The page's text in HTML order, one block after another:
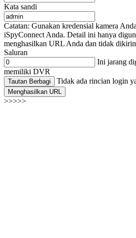
Kata sandi
Catatan: Gunakan kredensial kamera
iSpyConnect Anda. Detail ini hanya
menghasilkan URL Anda dan tidak
Saluran
Ini jarang
memiliki DVR
Tautan Berbagi Tidak ada rincian login
Menghasilkan URL
>>>>>